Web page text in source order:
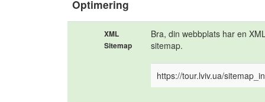
Optimering
XML
Sitemap
Bra, din webbplats har en
sitemap.
https://tour.lviv.ua/